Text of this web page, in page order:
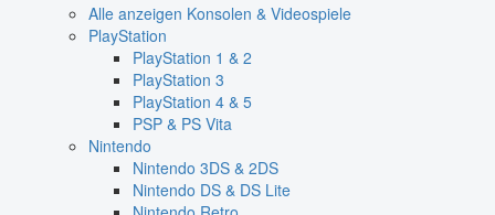
Alle anzeigen Konsolen & Videospiele
PlayStation
PlayStation 1 & 2
PlayStation 3
PlayStation 4 & 5
PSP & PS Vita
Nintendo
Nintendo 3DS & 2DS
Nintendo DS & DS Lite